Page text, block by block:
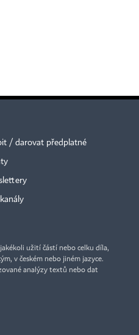
/ darovat předplatné
užití částí nebo celku díla,
v českém nebo jiném jazyce.
analýzy textů nebo dat